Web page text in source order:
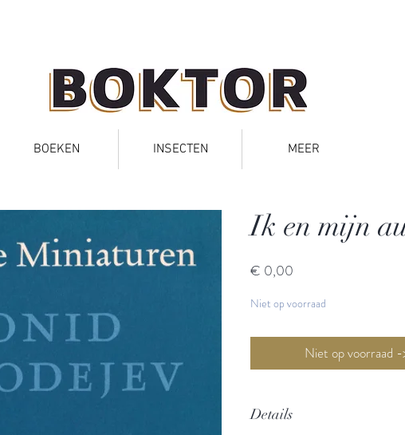
BOEKEN INSECTEN MEER
Ik en mijn
€ 0,00
Niet op voorraad
Details